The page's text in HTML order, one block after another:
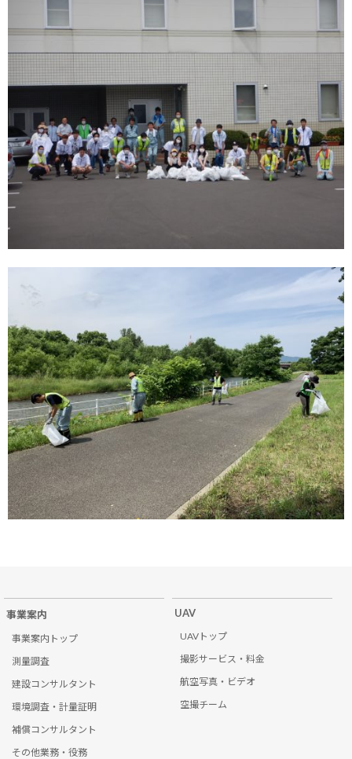
事業案内
事業案内トップ
測量調査
建設コンサルタント
環境調査・計量証明
補償コンサルタント
その他業務・役務
UAV
UAVトップ
撮影サービス・料金
航空写真・ビデオ
空撮チーム